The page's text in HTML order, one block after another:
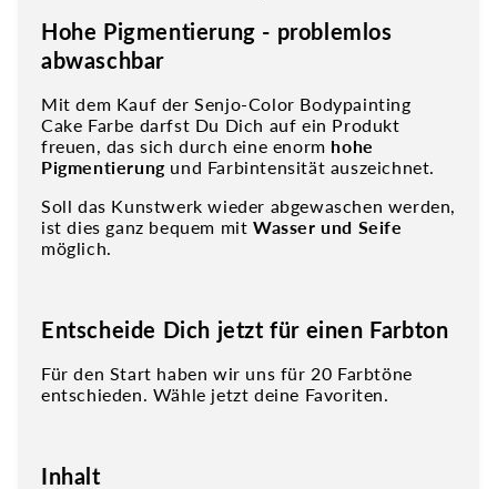
Hohe Pigmentierung - problemlos
abwaschbar
Mit dem Kauf der Senjo-Color Bodypainting
Cake Farbe darfst Du Dich auf ein Produkt
freuen, das sich durch eine enorm hohe
Pigmentierungund Farbintensität auszeichnet.
Soll das Kunstwerk wieder abgewaschen werden,
ist dies ganz bequem mitWasser und Seife
möglich.
Entscheide Dich jetzt für einen Farbton
Für den Start haben wir uns für 20 Farbtöne
entschieden. Wähle jetzt deine Favoriten.
Inhalt